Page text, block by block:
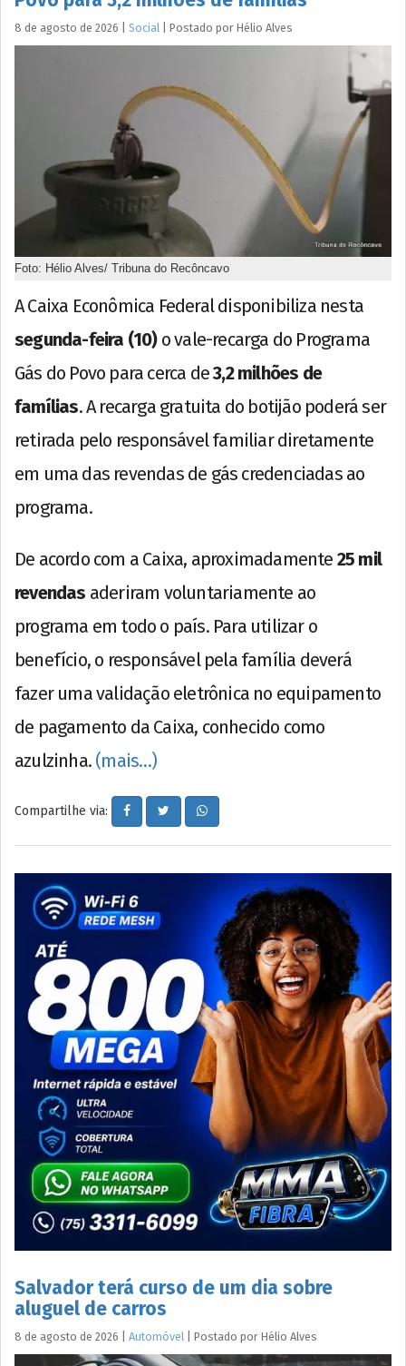
8 de agosto de 2026 Social Postado por Hélio Alves
Foto: Hélio Alves/ Tribuna do Recôncavo
A Caixa Econômica Federal disponibiliza nesta
segunda-feira (10)o vale-recarga do Programa
Gás do Povo para cerca de3,2 milhões de
famílias. A recarga gratuita do botijão poderá ser
retirada pelo responsável familiar diretamente
em uma das revendas de gás credenciadas ao
programa.
De acordo com a Caixa, aproximadamente 25 mil
revendas aderiram voluntariamente ao
programa em todo o país. Para utilizar o
benefício, o responsável pela família deverá
fazer uma validação eletrônica no equipamento
de pagamento da Caixa, conhecido como
azulzinha. (mais…)
Compartilhe via:
Salvador terá curso de um dia sobre
aluguel de carros
8 de agosto de 2026 Automóvel Postado por Hélio Alves